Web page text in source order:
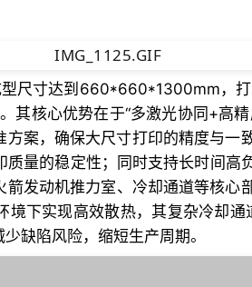
尺寸达到660*660*1300mm，
其核心优势在于“多激光协同+高
案，确保大尺寸打印的精度与一
量的稳定性；同时支持长时间高
箭发动机推力室、冷却通道等核
境下实现高效散热，其复杂冷却
缺陷风险，缩短生产周期。